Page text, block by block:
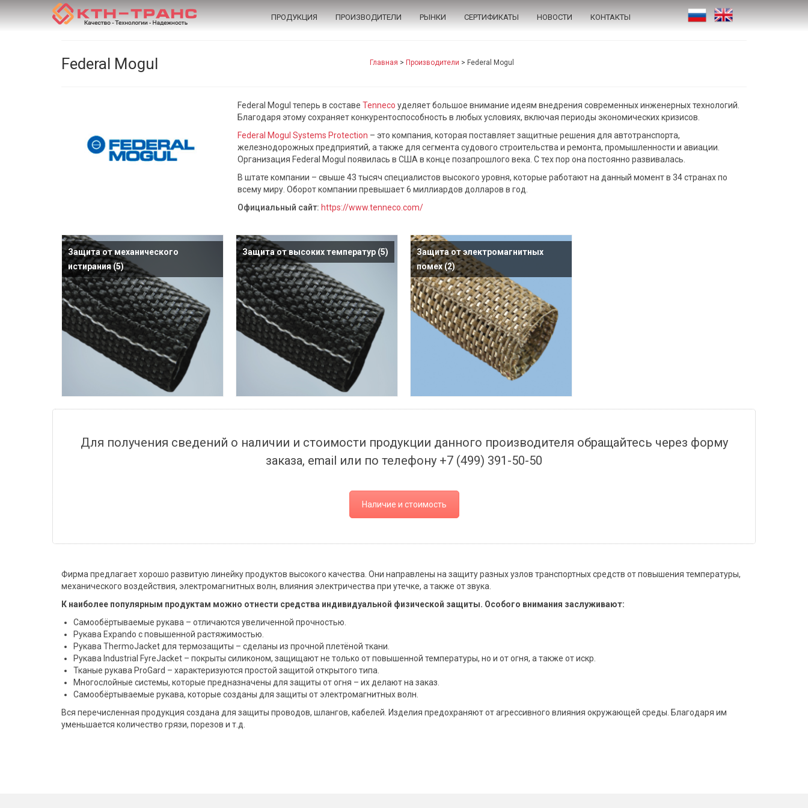
ПРОДУКЦИЯ ПРОИЗВОДИТЕЛИ РЫНКИ СЕРТИФИКАТЫ НОВОСТИ КОНТАКТЫ
Federal Mogul Главная > Производители > Federal Mogul
Federal Mogul теперь в составе Tenneco уделяет большое внимание идеям внедрения современных инженерных технологий.
Благодаря этому сохраняет конкурентоспособность в любых условиях, включая периоды экономических кризисов.
Federal Mogul Systems Protection – это компания, которая поставляет защитные решения для автотранспорта,
железнодорожных предприятий, а также для сегмента судового строительства и ремонта, промышленности и авиации.
Организация Federal Mogul появилась в США в конце позапрошлого века. С тех пор она постоянно развивалась.
В штате компании – свыше 43 тысяч специалистов высокого уровня, которые работают на данный момент в 34 странах по
всему миру. Оборот компании превышает 6 миллиардов долларов в год.
Официальный сайт: https://www.tenneco.com/
Защита от механического
истирания(5)
Защита от высоких температур (5)
Защита от электромагнитных
помех(2)
Для получения сведений о наличии и стоимости продукции данного производителя обращайтесь через форму
заказа, email или по телефону +7 (499) 391-50-50
Наличие и стоимость
Фирма предлагает хорошо развитую линейку продуктов высокого качества. Они направлены на защиту разных узлов транспортных средств от повышения температуры,
механического воздействия, электромагнитных волн, влияния электричества при утечке, а также от звука.
К наиболее популярным продуктам можно отнести средства индивидуальной физической защиты. Особого внимания заслуживают:
Самообёртываемые рукава – отличаются увеличенной прочностью.
Рукава Expando с повышенной растяжимостью.
Рукава ThermoJacket для термозащиты – сделаны из прочной плетёной ткани.
Рукава Industrial FyreJacket – покрыты силиконом, защищают не только от повышенной температуры, но и от огня, а также от искр.
Тканые рукава ProGard – характеризуются простой защитой открытого типа.
Многослойные системы, которые предназначены для защиты от огня – их делают на заказ.
Самообёртываемые рукава, которые созданы для защиты от электромагнитных волн.
Вся перечисленная продукция создана для защиты проводов, шлангов, кабелей. Изделия предохраняют от агрессивного влияния окружающей среды. Благодаря им
уменьшается количество грязи, порезов и т.д.